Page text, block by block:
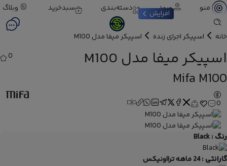
منو ورود دسته‌بندی سبدخرید وبلاگ
خانه اسپیکر اجرای زنده اسپیکر میفا مدل M100
اسپیکر میفا مدل M100
Mifa M100
0
0
رنگ :Black
گارانتی :24 ماهه ترااونیکس
افزایش